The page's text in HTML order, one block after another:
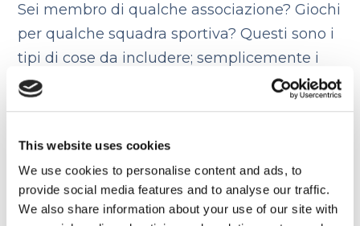
This website uses cookies
We use cookies to personalise content and ads, to
provide social media features and to analyse our traffic.
We also share information about your use of our site with
Sei membro di qualche associazione? Giochi
per qualche squadra sportiva? Questi sono i
tipi di cose da includere; semplicemente i
tuoi hobby e le tue passioni.
che proporti qualche esempio di cv
potrebbe esserti utile per prendere
ispirazione: guarda questi cv in inglese di
un tirocinante!